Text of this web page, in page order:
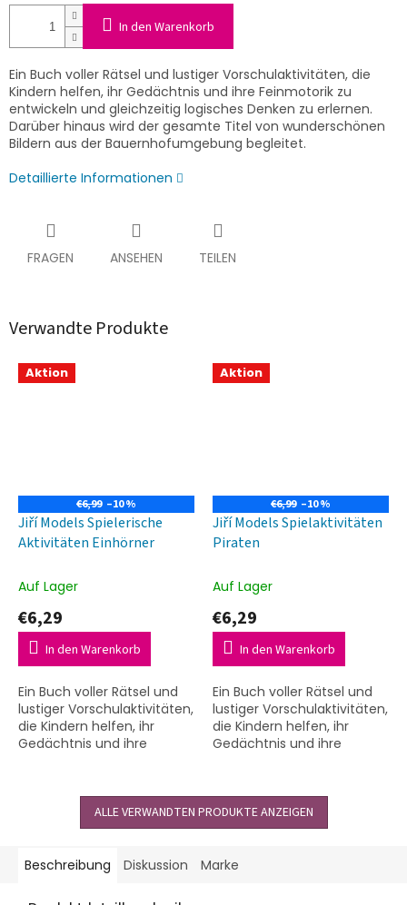
In den Warenkorb
Ein Buch voller Rätsel und lustiger Vorschulaktivitäten, die
Kindern helfen, ihr Gedächtnis und ihre Feinmotorik zu
entwickeln und gleichzeitig logisches Denken zu erlernen.
Darüber hinaus wird der gesamte Titel von wunderschönen
Bildern aus der Bauernhofumgebung begleitet.
Detaillierte Informationen
FRAGEN ANSEHEN TEILEN
Verwandte Produkte
Aktion
€6,99 –10 %
Jiří Models Spielerische
Aktivitäten Einhörner
Auf Lager
€6,29
In den Warenkorb
Ein Buch voller Rätsel und
lustiger Vorschulaktivitäten,
die Kindern helfen, ihr
Gedächtnis und ihre
Denken zu erlernen....
Aktion
€6,99 –10 %
Jiří Models Spielaktivitäten
Piraten
Auf Lager
€6,29
In den Warenkorb
Ein Buch voller Rätsel und
lustiger Vorschulaktivitäten,
die Kindern helfen, ihr
Gedächtnis und ihre
Denken zu erlernen....
ALLE VERWANDTEN PRODUKTE ANZEIGEN
Beschreibung Diskussion Marke